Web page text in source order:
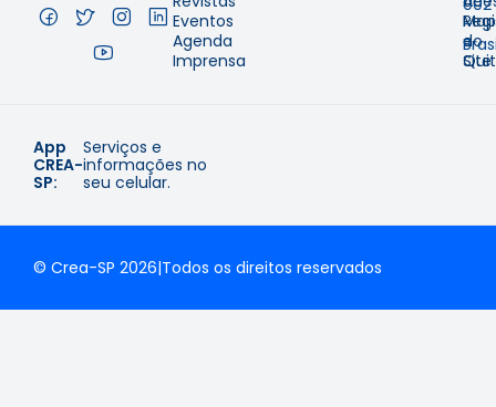
Eventos
Agenda
Imprensa
e
do
Site
002
–
App
CREA-
SP:
Serviços e
informações no
seu celular.
© Crea-SP 2026|Todos os direitos reservados